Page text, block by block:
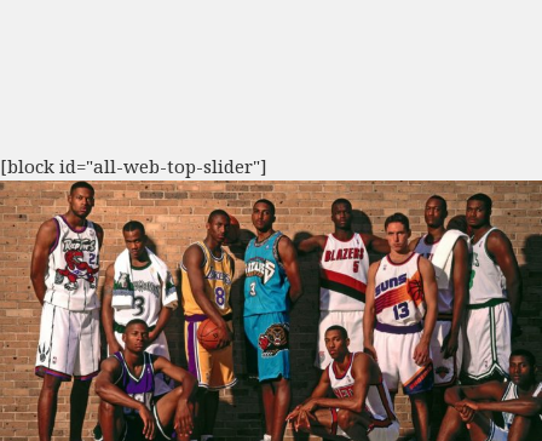
[block id="all-web-top-slider"]